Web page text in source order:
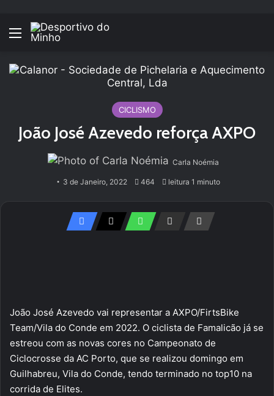
Menu
CICLISMO
João José Azevedo reforça AXPO
Carla Noémia
3 de Janeiro, 2022 464 leitura 1 minuto
João José Azevedo vai representar a AXPO/FirtsBike
Team/Vila do Conde em 2022. O ciclista de Famalicão já se
estreou com as novas cores no Campeonato de
Ciclocrosse da AC Porto, que se realizou domingo em
Guilhabreu, Vila do Conde, tendo terminado no top10 na
corrida de Elites.